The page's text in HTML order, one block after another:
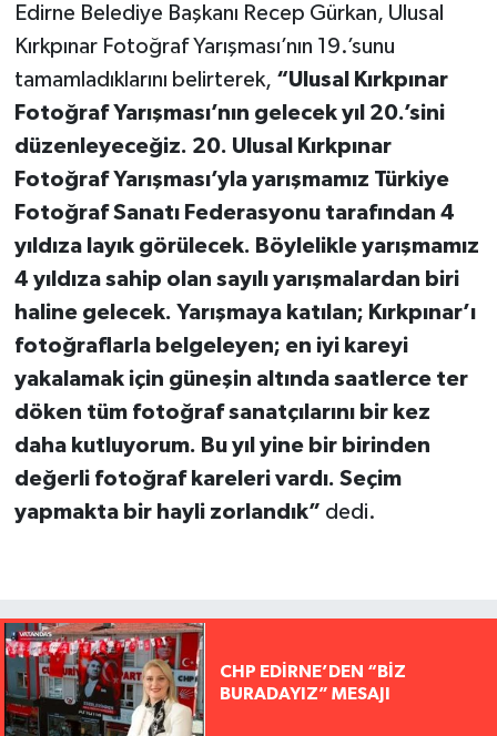
Edirne Belediye Başkanı Recep Gürkan, Ulusal
Kırkpınar Fotoğraf Yarışması’nın 19.’sunu
tamamladıklarını belirterek, “Ulusal Kırkpınar
Fotoğraf Yarışması’nın gelecek yıl 20.’sini
düzenleyeceğiz. 20. Ulusal Kırkpınar
Fotoğraf Yarışması’yla yarışmamız Türkiye
Fotoğraf Sanatı Federasyonu tarafından 4
yıldıza layık görülecek. Böylelikle yarışmamız
4 yıldıza sahip olan sayılı yarışmalardan biri
haline gelecek. Yarışmaya katılan; Kırkpınar’ı
fotoğraflarla belgeleyen; en iyi kareyi
yakalamak için güneşin altında saatlerce ter
döken tüm fotoğraf sanatçılarını bir kez
daha kutluyorum. Bu yıl yine bir birinden
değerli fotoğraf kareleri vardı. Seçim
yapmakta bir hayli zorlandık” dedi.
CHP EDİRNE’DEN “BİZ
BURADAYIZ” MESAJI